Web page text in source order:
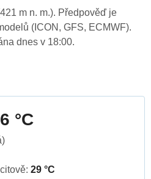
m n. m.). Předpověď je
(ICON, GFS, ECMWF).
dnes v 18:00.
°C
29 °C